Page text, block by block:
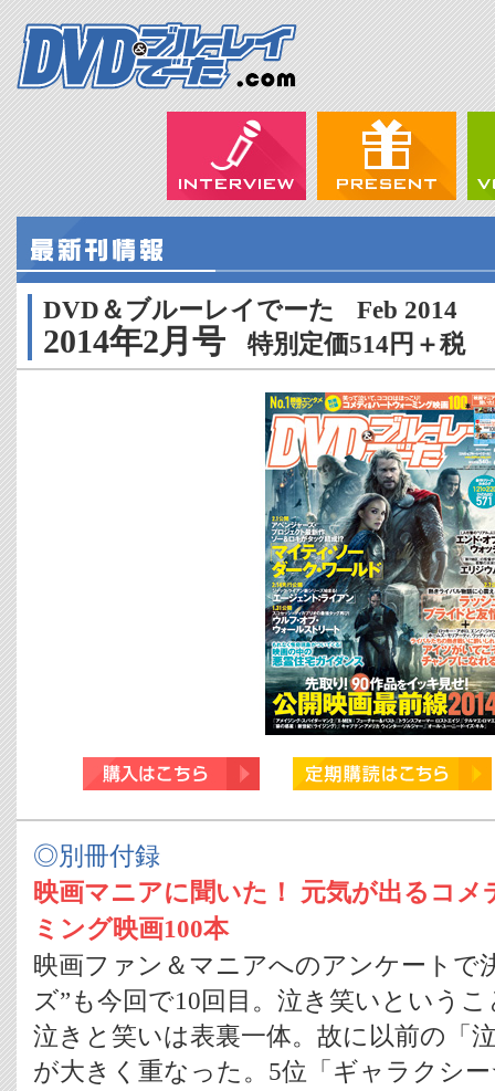
DVD＆ブルーレイでーた Feb 2014
2014年2月号 特別定価514円＋税
◎別冊付録
映画マニアに聞いた！ 元気が出るコ
ミング映画100本
映画ファン＆マニアへのアンケートで
ズ”も今回で10回目。泣き笑いという
泣きと笑いは表裏一体。故に以前の「
が大きく重なった。5位「ギャラクシ